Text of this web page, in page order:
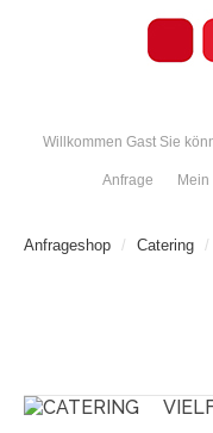
Willkommen Gast Sie
Anfrage Mein
Anfrageshop / Catering /